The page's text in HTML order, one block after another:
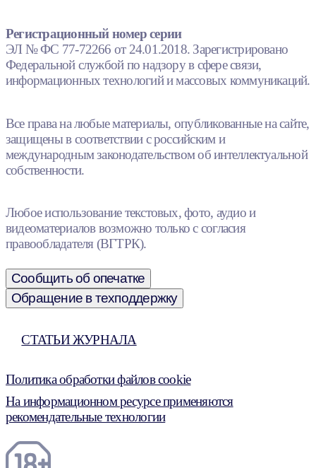
Регистрационный номер серии
ЭЛ № ФС 77-72266 от 24.01.2018. Зарегистрировано
Федеральной службой по надзору в сфере связи,
информационных технологий и массовых коммуникаций.
Все права на любые материалы, опубликованные на сайте,
защищены в соответствии с российским и
международным законодательством об интеллектуальной
собственности.
Любое использование текстовых, фото, аудио и
видеоматериалов возможно только с согласия
правообладателя (ВГТРК).
Сообщить об опечатке
Обращение в техподдержку
СТАТЬИ ЖУРНАЛА
Политика обработки файлов cookie
На информационном ресурсе применяются
рекомендательные технологии